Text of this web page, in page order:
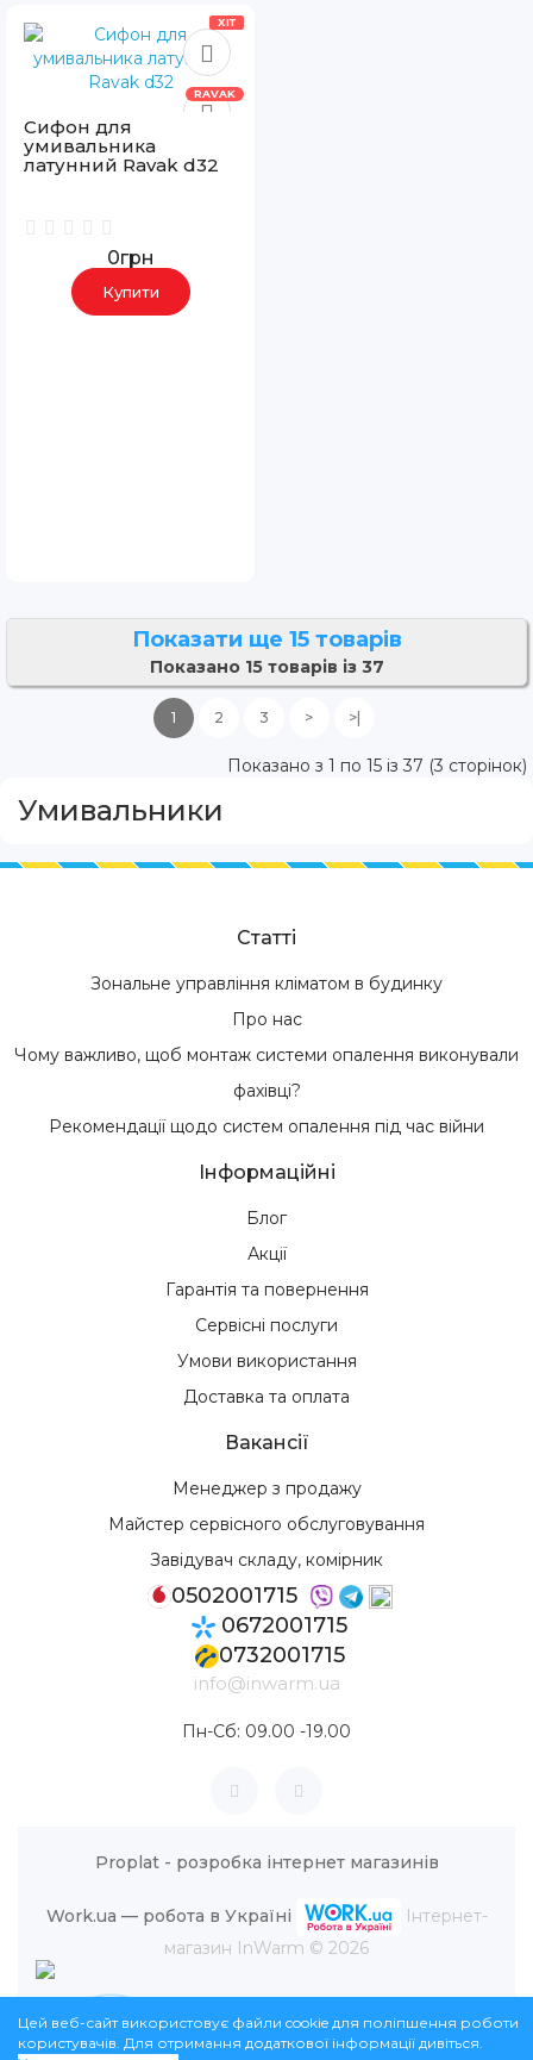
ХІТ
RAVAK
Сифон для
умивальника
латунний Ravak d32
0грн
Купити
Показати ще 15 товарів
Показано 15 товарів із 37
1 2 3 > >|
Показано з 1 по 15 із 37 (3 сторінок)
Умивальники
Статті
Зональне управління кліматом в будинку
Про нас
Чому важливо, щоб монтаж системи опалення виконували
фахівці?
Рекомендації щодо систем опалення під час війни
Інформаційні
Блог
Акції
Гарантія та повернення
Сервісні послуги
Умови використання
Доставка та оплата
Вакансії
Менеджер з продажу
Майстер сервісного обслуговування
Завідувач складу, комірник
0502001715
0672001715
0732001715
info@inwarm.ua
Пн-Сб: 09.00 -19.00
Proplat - розробка інтернет магазинів
Work.ua — робота в Україні
Інтернет-
магазин InWarm © 2026
Цей веб-сайт використовує файли cookie для поліпшення роботи
користувачів. Для отримання додаткової інформації дивіться.